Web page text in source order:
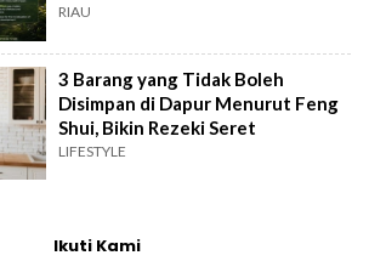
RIAU
3 Barang yang Tidak Boleh
Disimpan di Dapur Menurut Feng
Shui, Bikin Rezeki Seret
LIFESTYLE
Ikuti Kami